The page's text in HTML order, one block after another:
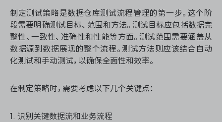
制定测试策略是数据仓库测试流程管理的第一步。这个阶
段需要明确测试目标、范围和方法。测试目标应包括数据完
整性、一致性、准确性和性能等方面。测试范围需要涵盖从
数据源到数据展现的整个流程。测试方法则应该结合自动
化测试和手动测试，以确保全面性和效率。
在制定策略时，需要考虑以下几个关键点：
1. 识别关键数据流和业务流程